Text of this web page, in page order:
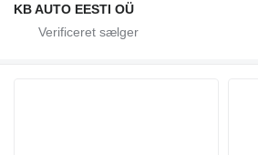
KB AUTO EESTI OÜ